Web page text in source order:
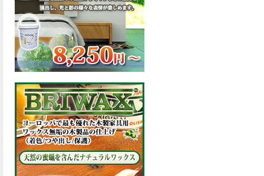
2026.03.12
無機顔料の表面を高緻密ダブ
ルシールド層でガードするこ
とにより、ラジカルの発生を
抑制、エスケープレミアムル
ーフSiが新しく販売開始致し
ました。ご購入はこちらか
ら。
2026.03.11
緻密で強靭な無機系塗膜と、
汚れを降雨で洗い流す親水性
の表面効果により優れた低汚
染性を発揮、エスケープレミ
アム無機ルーフが新しく販売
開始致しました。ご購入はこ